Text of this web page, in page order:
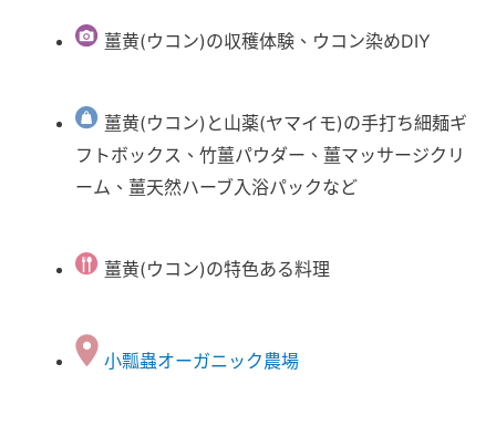
薑黄(ウコン)の収穫体験、ウコン染めDIY
薑黄(ウコン)と山薬(ヤマイモ)の手打ち細麺ギ
フトボックス、竹薑パウダー、薑マッサージクリ
ーム、薑天然ハーブ入浴パックなど
薑黄(ウコン)の特色ある料理
小瓢蟲オーガニック農場